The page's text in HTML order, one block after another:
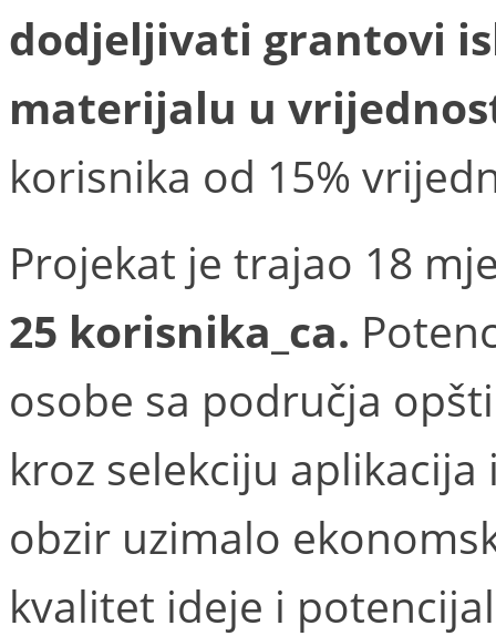
dodjeljivati grantovi
materijalu u
korisnika od 15%
Projekat je trajao 18
25 korisnika_ca.
osobe sa područja
kroz selekciju
obzir uzimalo
kvalitet ideje i